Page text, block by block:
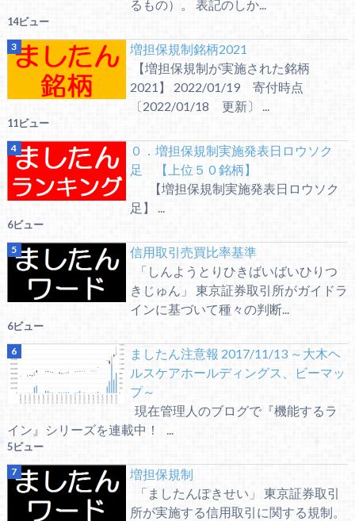
るもの）。 表記のしか...
14ビュー
増担保規制銘柄2021
【増担保規制が実施された銘柄
2021】 2022/01/19 寄付時点
〔2022/01/18 更新〕 ...
11ビュー
０．増担保規制実施発表日ロウソク
足 【上位５０銘柄】
【増担保規制実施発表日ロウソク
足】 ...
6ビュー
信用取引売買比率基準
「しんようとりひきばいばいひりつ
きじゅん」 東京証券取引所がガイドラ
インに基づいて種々の判断...
6ビュー
ましたん注意報 2017/11/13 ～大木ヘ
ルスケアホールディングス、ビーマッ
プ～
現在管理人のブログで『機能するラ
イン』シリーズを連載中！ ...
5ビュー
増担保規制
「ましたんぽきせい」 東京証券取引
所が実施する信用取引に関する規制。